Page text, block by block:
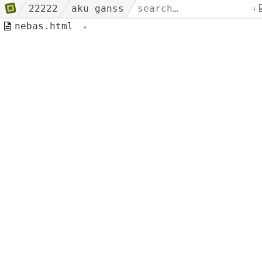
22222 aku ganss
+
nebas.html